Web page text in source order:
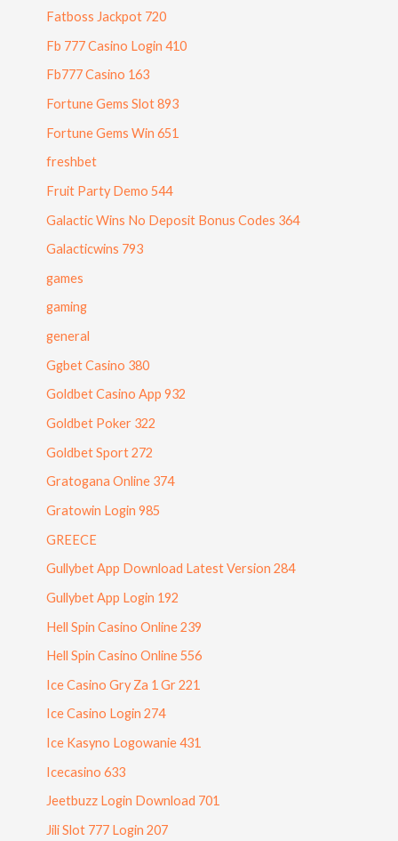
Fatboss Jackpot 720
Fb 777 Casino Login 410
Fb777 Casino 163
Fortune Gems Slot 893
Fortune Gems Win 651
freshbet
Fruit Party Demo 544
Galactic Wins No Deposit Bonus Codes 364
Galacticwins 793
games
gaming
general
Ggbet Casino 380
Goldbet Casino App 932
Goldbet Poker 322
Goldbet Sport 272
Gratogana Online 374
Gratowin Login 985
GREECE
Gullybet App Download Latest Version 284
Gullybet App Login 192
Hell Spin Casino Online 239
Hell Spin Casino Online 556
Ice Casino Gry Za 1 Gr 221
Ice Casino Login 274
Ice Kasyno Logowanie 431
Icecasino 633
Jeetbuzz Login Download 701
Jili Slot 777 Login 207